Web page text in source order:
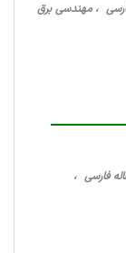
فارسی ، مهندسی برق
مقاله فارسی ،